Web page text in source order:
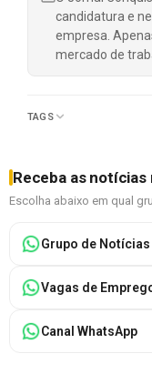
candidatura e
empresa.
mercado de
TAGS
Receba as notícias
Escolha abaixo em qual
Grupo de Notícias
Vagas de
Canal WhatsApp